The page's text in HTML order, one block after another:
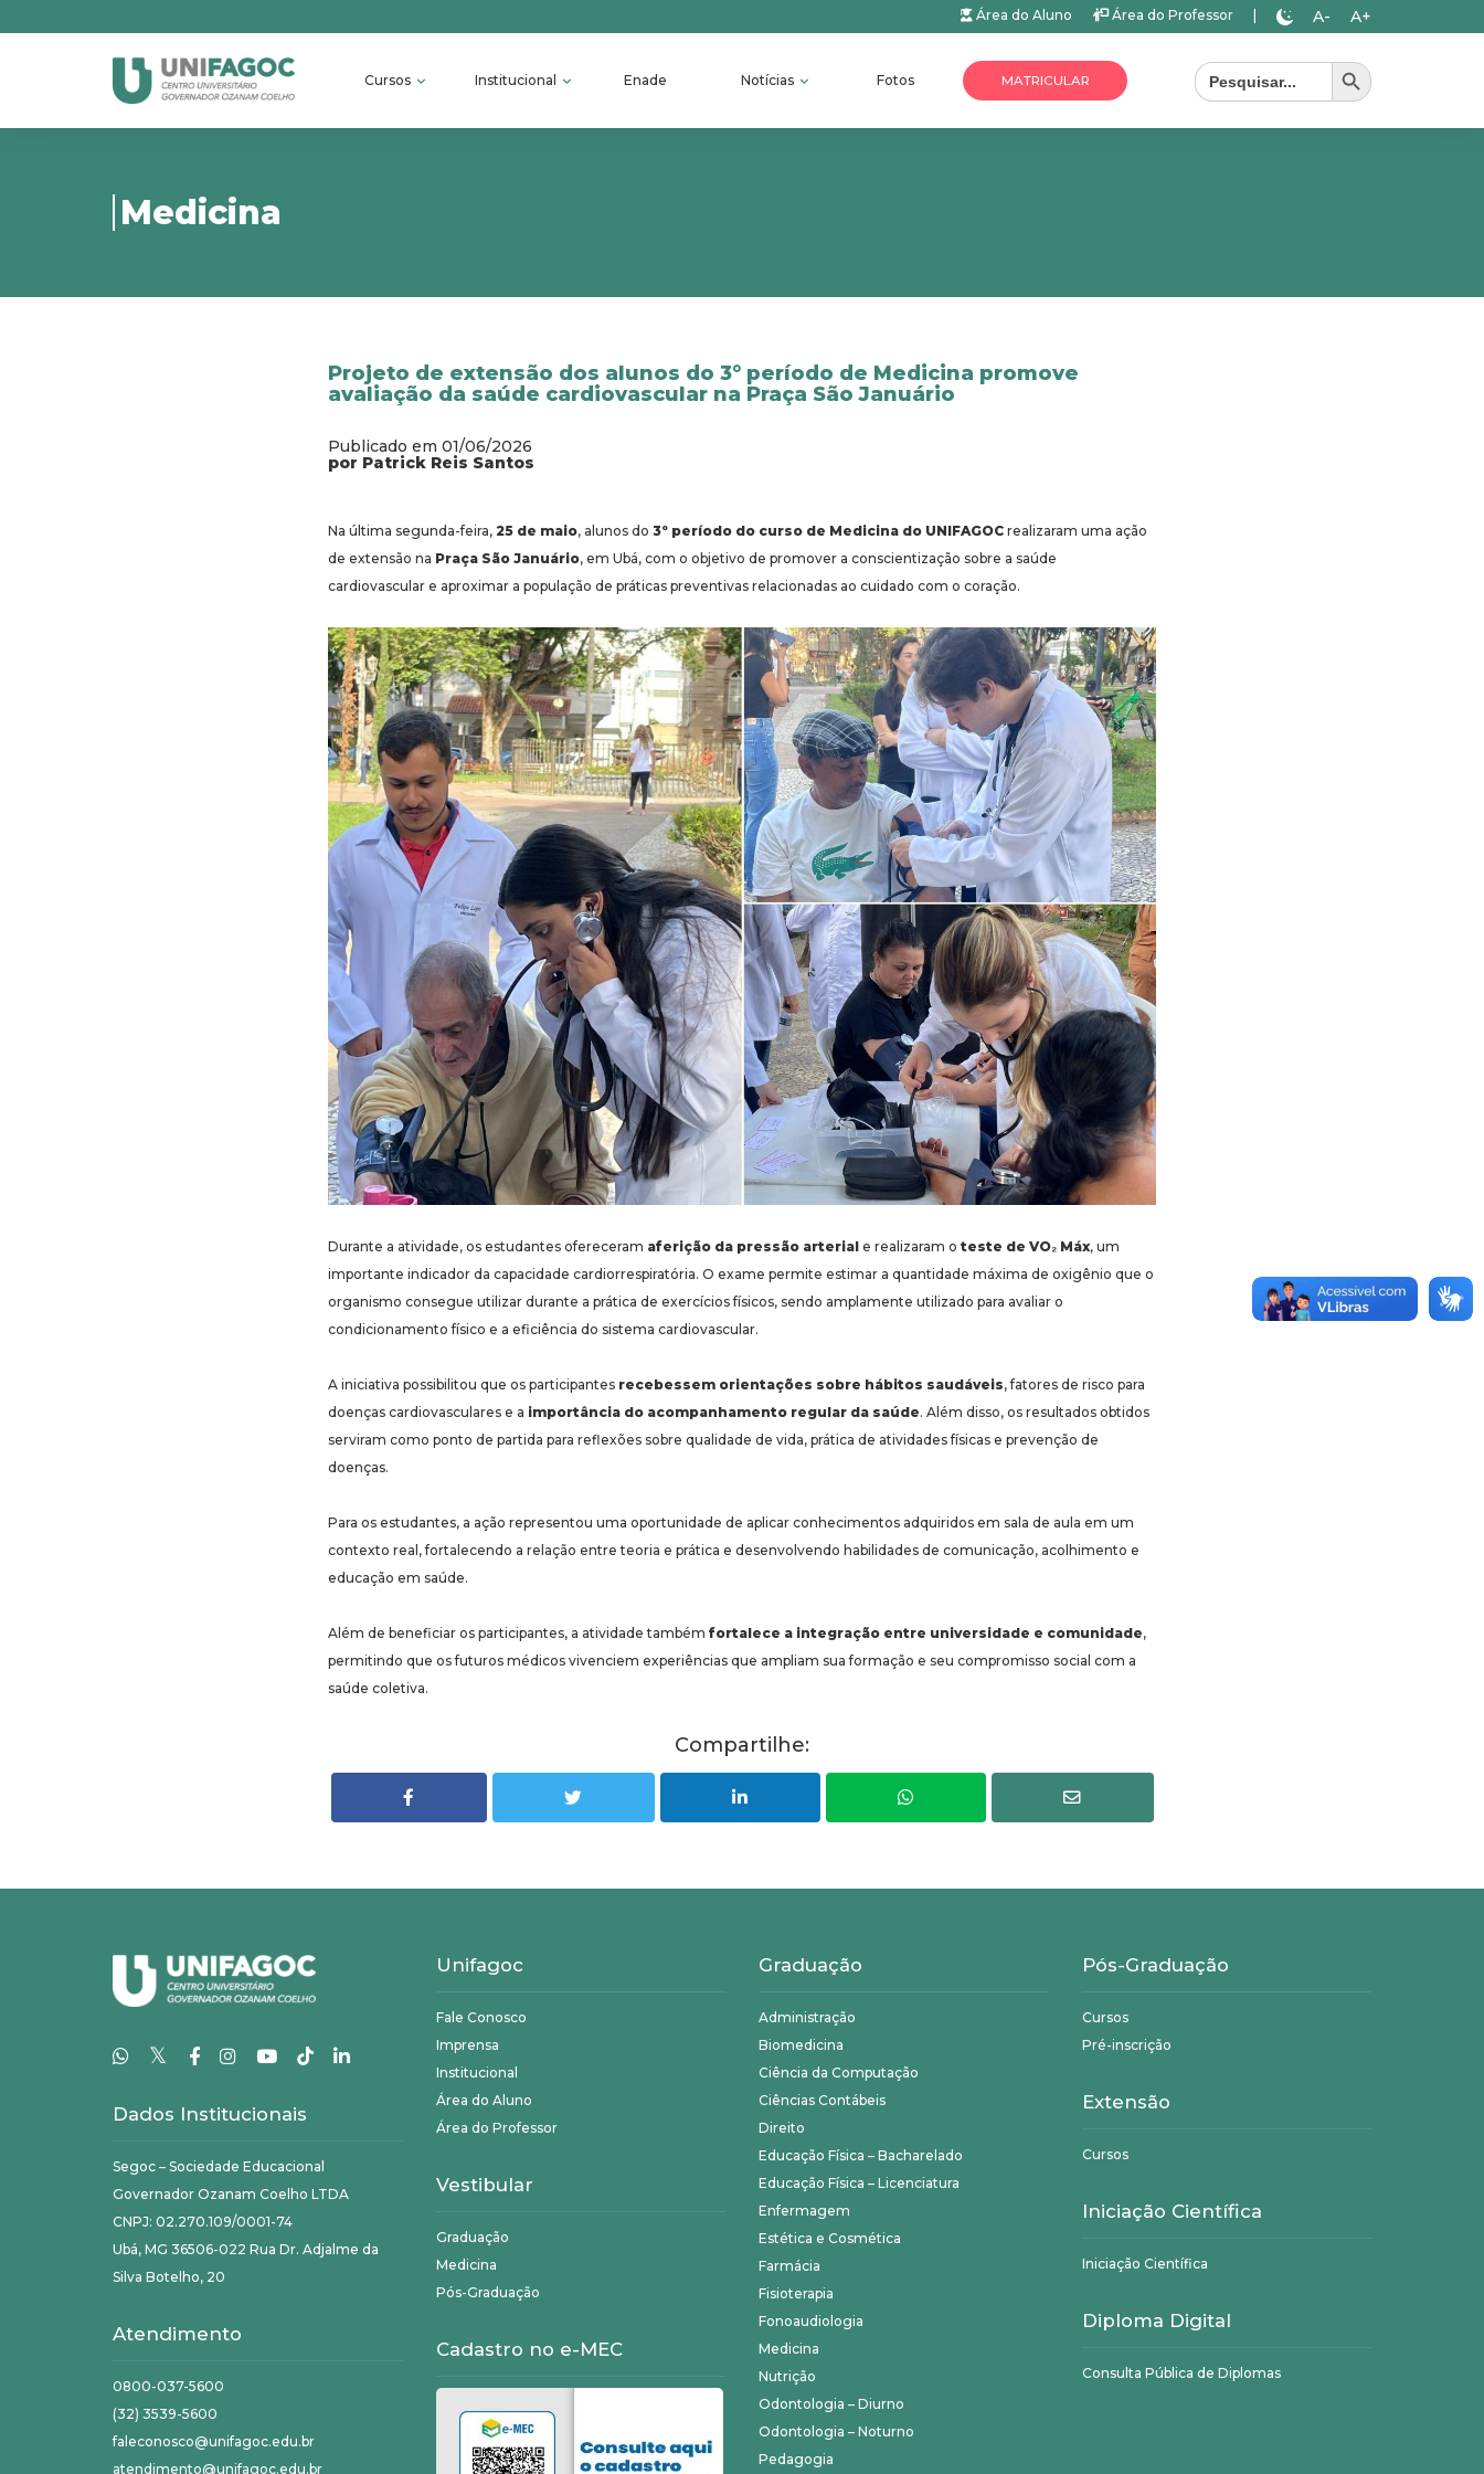
Área do Aluno Área do Professor A- A+
Cursos Institucional Enade Notícias Fotos MATRICULAR
Search
for:
Search Button
Medicina
Projeto de extensão dos alunos do 3° período de Medicina promove
avaliação da saúde cardiovascular na Praça São Januário
Publicado em 01/06/2026
por Patrick Reis Santos
Na última segunda-feira, 25 de maio, alunos do 3º período do curso de Medicina do UNIFAGOC realizaram uma ação
de extensão na Praça São Januário, em Ubá, com o objetivo de promover a conscientização sobre a saúde
cardiovascular e aproximar a população de práticas preventivas relacionadas ao cuidado com o coração.
Durante a atividade, os estudantes ofereceram aferição da pressão arterial e realizaram o teste de VO₂ Máx, um
importante indicador da capacidade cardiorrespiratória. O exame permite estimar a quantidade máxima de oxigênio que o
organismo consegue utilizar durante a prática de exercícios físicos, sendo amplamente utilizado para avaliar o
condicionamento físico e a eficiência do sistema cardiovascular.
A iniciativa possibilitou que os participantes recebessem orientações sobre hábitos saudáveis, fatores de risco para
doenças cardiovasculares e a importância do acompanhamento regular da saúde. Além disso, os resultados obtidos
serviram como ponto de partida para reflexões sobre qualidade de vida, prática de atividades físicas e prevenção de
doenças.
Para os estudantes, a ação representou uma oportunidade de aplicar conhecimentos adquiridos em sala de aula em um
contexto real, fortalecendo a relação entre teoria e prática e desenvolvendo habilidades de comunicação, acolhimento e
educação em saúde.
Além de beneficiar os participantes, a atividade também fortalece a integração entre universidade e comunidade,
permitindo que os futuros médicos vivenciem experiências que ampliam sua formação e seu compromisso social com a
saúde coletiva.
Compartilhe:
𝕏
Dados Institucionais
Segoc – Sociedade Educacional
Governador Ozanam Coelho LTDA
CNPJ: 02.270.109/0001-74
Ubá, MG 36506-022 Rua Dr. Adjalme da
Silva Botelho, 20
Atendimento
0800-037-5600
(32) 3539-5600
faleconosco@unifagoc.edu.br
atendimento@unifagoc.edu.br
Unifagoc
Fale Conosco
Imprensa
Institucional
Área do Aluno
Área do Professor
Vestibular
Graduação
Medicina
Pós-Graduação
Cadastro no e-MEC
Graduação
Administração
Biomedicina
Ciência da Computação
Ciências Contábeis
Direito
Educação Física – Bacharelado
Educação Física – Licenciatura
Enfermagem
Estética e Cosmética
Farmácia
Fisioterapia
Fonoaudiologia
Medicina
Nutrição
Odontologia – Diurno
Odontologia – Noturno
Pedagogia
Pós-Graduação
Cursos
Pré-inscrição
Extensão
Cursos
Iniciação Científica
Iniciação Científica
Diploma Digital
Consulta Pública de Diplomas